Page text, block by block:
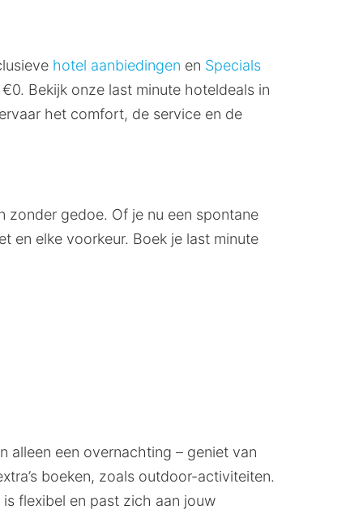
hotel aanbiedingen en Specials
Bekijk onze last minute hoteldeals in
het comfort, de service en de
zonder gedoe. Of je nu een spontane
en elke voorkeur. Boek je last minute
alleen een overnachting – geniet van
boeken, zoals outdoor-activiteiten.
flexibel en past zich aan jouw